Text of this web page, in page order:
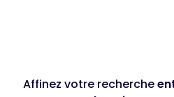
Affinez votre recherche